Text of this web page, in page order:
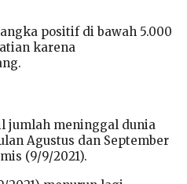
positif di bawah 5.000
karena
jumlah meninggal dunia
Agustus dan September
(9/9/2021).